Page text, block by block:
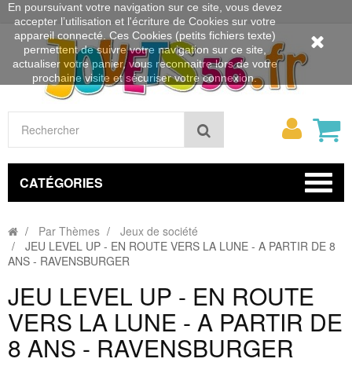
Rechercher
Mon
CATÉGORIES
Par Thèmes
Jeux de société
JEU LEVEL UP - EN ROUTE VERS LA LUNE - A PARTIR DE 8
ANS - RAVENSBURGER
JEU LEVEL UP - EN ROUTE
VERS LA LUNE - A PARTIR DE
8 ANS - RAVENSBURGER
En poursuivant votre navigation sur ce site, vous devez
accepter l’utilisation et l'écriture de Cookies sur votre
appareil connecté. Ces Cookies (petits fichiers texte)
permettent de suivre votre navigation sur ce site,
actualiser votre panier, vous reconnaitre lors de votre
prochaine visite et sécuriser votre connexion.